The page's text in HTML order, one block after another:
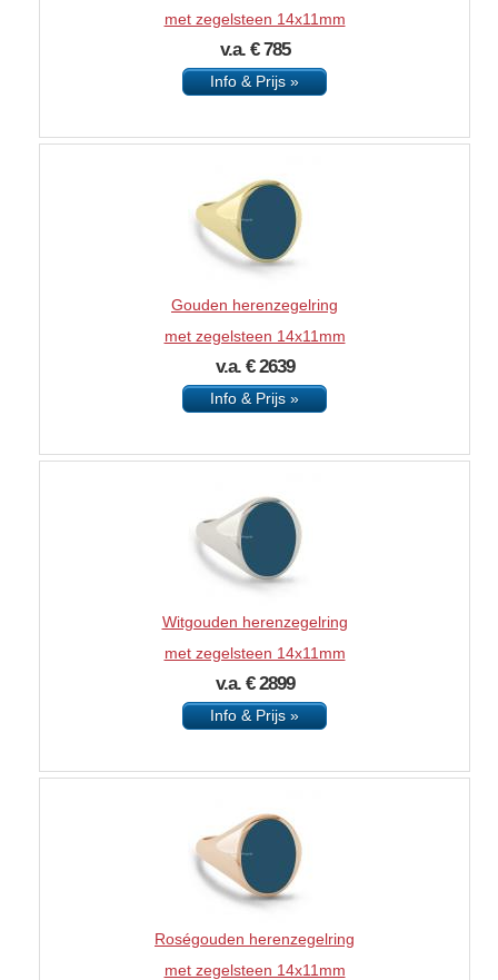
met zegelsteen 14x11mm
v.a. € 785
Info & Prijs »
Gouden herenzegelring
met zegelsteen 14x11mm
v.a. € 2639
Info & Prijs »
Witgouden herenzegelring
met zegelsteen 14x11mm
v.a. € 2899
Info & Prijs »
Roségouden herenzegelring
met zegelsteen 14x11mm